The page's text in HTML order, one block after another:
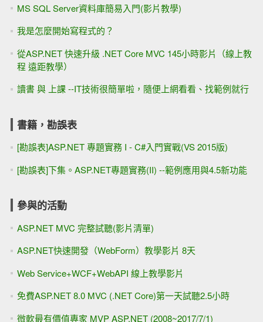
MS SQL Server資料庫簡易入門(影片教學)
我是怎麼開始寫程式的？
從ASP.NET 快速升級 .NET Core MVC 145小時影片（線上教
程 遠距教學）
讀書 與 上課 --IT技術很簡單啦，隨便上網看看、找範例就行
書籍，勘誤表
[勘誤表]ASP.NET 專題實務 I - C#入門實戰(VS 2015版)
[勘誤表]下集。ASP.NET專題實務(II) --範例應用與4.5新功能
參與的活動
ASP.NET MVC 完整試聽(影片清單)
ASP.NET快速開發（WebForm）教學影片 8天
Web Service+WCF+WebAPI 線上教學影片
免費ASP.NET 8.0 MVC (.NET Core)第一天試聽2.5小時
微軟最有價值專家 MVP ASP.NET (2008~2017/7/1)